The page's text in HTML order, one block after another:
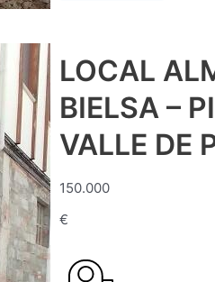
LOCAL
BIELSA –
VALLE DE
150.000
€